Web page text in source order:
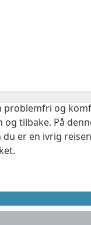
problemfri og
tilbake. På
er en ivrig